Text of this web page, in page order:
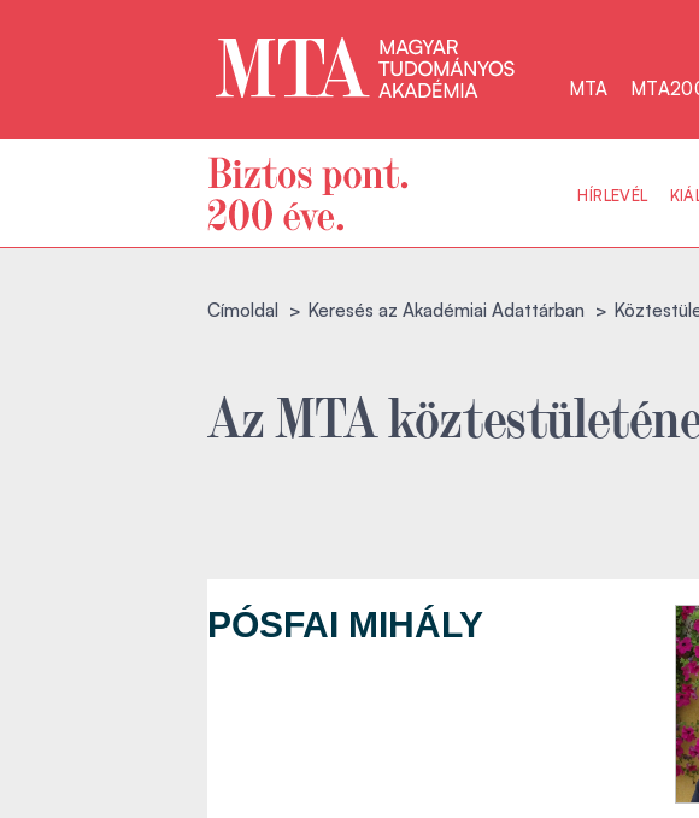
MTA
HÍRLEVÉL
Címoldal Keresés az Akadémiai Adattárban
Az MTA
PÓSFAI MIHÁLY